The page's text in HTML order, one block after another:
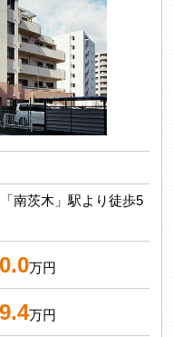
南茨木」駅より徒歩5
万円
万円